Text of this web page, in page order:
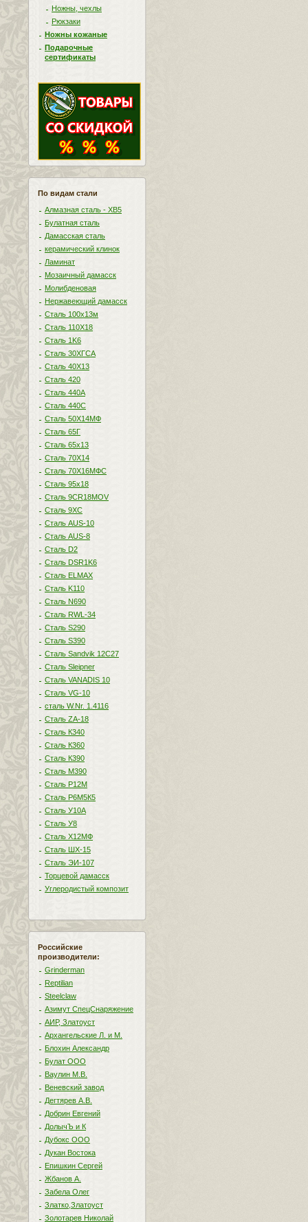
Ножны, чехлы
Рюкзаки
Ножны кожаные
Подарочные
сертификаты
По видам стали
Алмазная сталь - ХВ5
Булатная сталь
Дамасская сталь
керамический клинок
Ламинат
Мозаичный дамасск
Молибденовая
Нержавеющий дамасск
Сталь 100х13м
Сталь 110Х18
Сталь 1K6
Сталь 30ХГСА
Сталь 40Х13
Сталь 420
Сталь 440A
Сталь 440С
Сталь 50Х14МФ
Сталь 65Г
Сталь 65х13
Сталь 70Х14
Сталь 70Х16МФС
Сталь 95х18
Сталь 9CR18MOV
Сталь 9ХС
Сталь AUS-10
Сталь AUS-8
Сталь D2
Сталь DSR1K6
Сталь ELMAX
Сталь K110
Сталь N690
Сталь RWL-34
Сталь S290
Сталь S390
Сталь Sandvik 12C27
Сталь Sleipner
Сталь VANADIS 10
Сталь VG-10
сталь W.Nr. 1.4116
Сталь ZA-18
Сталь К340
Сталь К360
Сталь К390
Сталь М390
Сталь Р12М
Сталь Р6М5К5
Сталь У10А
Сталь У8
Сталь Х12МФ
Сталь ШХ-15
Сталь ЭИ-107
Торцевой дамасск
Углеродистый композит
Российские
производители:
Grinderman
Reptilian
Steelclaw
Азимут СпецСнаряжение
АИР, Златоуст
Архангельские Л. и М.
Блохин Александр
Булат ООО
Ваулин М.В.
Веневский завод
Дегтярев А.В.
Добрин Евгений
ДолычЪ и К
Дубокс ООО
Дукан Востока
Епишкин Сергей
Жбанов А.
Забела Олег
Златко,Златоуст
Золотарев Николай